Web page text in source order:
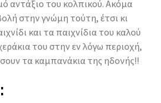
αντάξιο του κολπικού. Ακόμα
στην γνώμη τούτη, έτσι κι
και τα παιχνίδια του καλού
του στην εν λόγω περιοχή,
τα καμπανάκια της ηδονής!!